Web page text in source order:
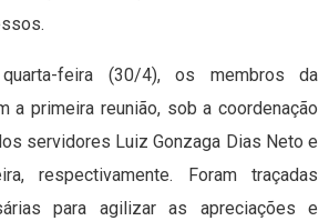
feira (30/4), os membros da
a primeira reunião, sob a coordenação
servidores Luiz Gonzaga Dias Neto e
respectivamente. Foram traçadas
para agilizar as apreciações e